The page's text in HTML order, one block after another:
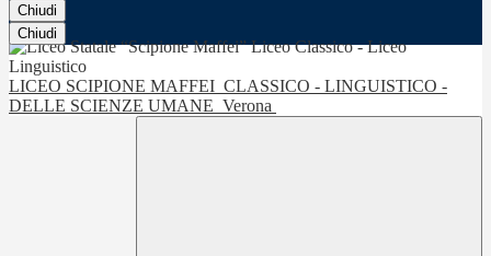
Chiudi
Chiudi
LICEO SCIPIONE MAFFEI CLASSICO - LINGUISTICO -
DELLE SCIENZE UMANE Verona